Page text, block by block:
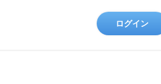
ログイン